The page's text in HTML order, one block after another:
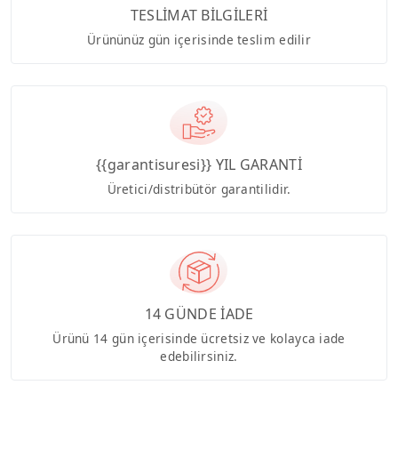
TESLİMAT BİLGİLERİ
Ürününüz gün içerisinde teslim edilir
{{garantisuresi}} YIL GARANTİ
Üretici/distribütör garantilidir.
14 GÜNDE İADE
Ürünü 14 gün içerisinde ücretsiz ve kolayca iade
edebilirsiniz.